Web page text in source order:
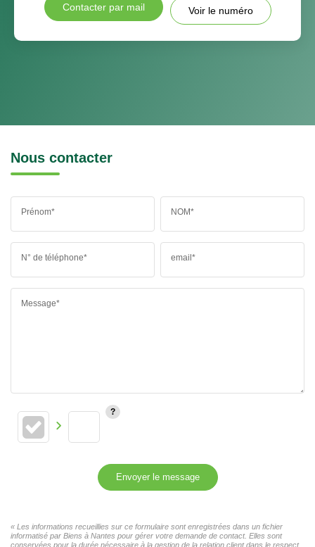
Contacter par mail Voir le numéro
Nous contacter
Prénom* NOM*
N° de téléphone* email*
Message*
Envoyer le message
« Les informations recueillies sur ce formulaire sont enregistrées dans un fichier
informatisé par Biens à Nantes pour gérer votre demande de contact. Elles sont
conservées pour la durée nécessaire à la gestion de la relation client dans le respect